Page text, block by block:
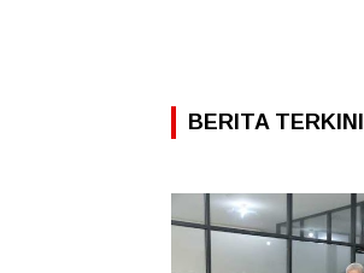
BERITA TERKINI